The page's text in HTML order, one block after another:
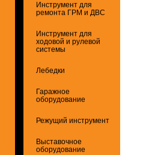
Инструмент для
ремонта ГРМ и ДВС
Инструмент для
ходовой и рулевой
системы
Лебедки
Гаражное
оборудование
Режущий инструмент
Выставочное
оборудование